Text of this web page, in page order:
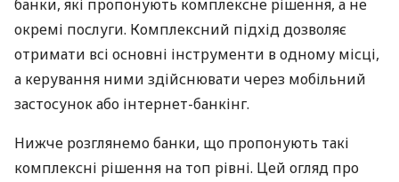
банки, які пропонують комплексне рішення, а не
окремі послуги. Комплексний підхід дозволяє
отримати всі основні інструменти в одному місці,
а керування ними здійснювати через мобільний
застосунок або інтернет-банкінг.
Нижче розглянемо банки, що пропонують такі
комплексні рішення на топ рівні. Цей огляд про